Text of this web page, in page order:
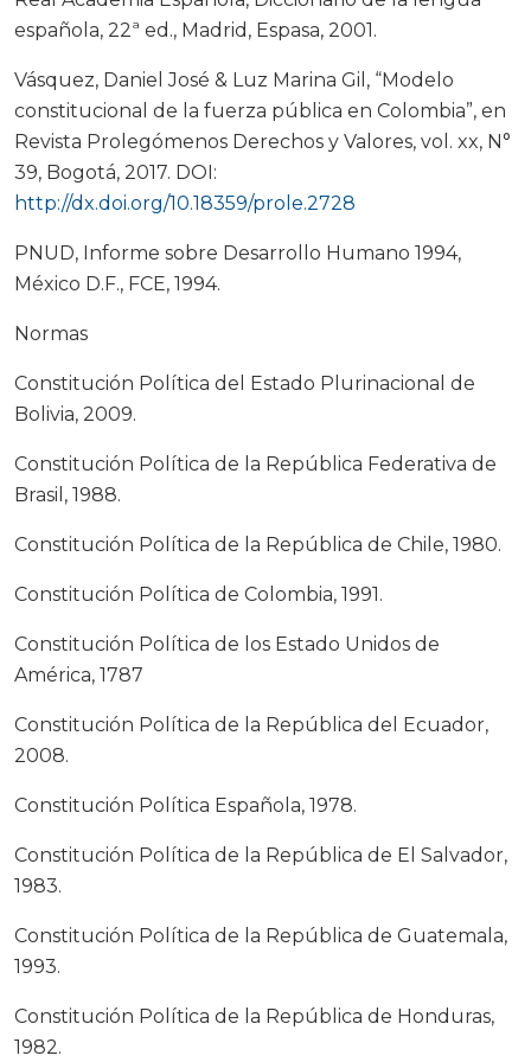
española, 22ª ed., Madrid, Espasa, 2001.
Vásquez, Daniel José & Luz Marina Gil, “Modelo
constitucional de la fuerza pública en Colombia”, en
Revista Prolegómenos Derechos y Valores, vol. xx, N°
39, Bogotá, 2017. DOI:
http://dx.doi.org/10.18359/prole.2728
PNUD, Informe sobre Desarrollo Humano 1994,
México D.F., FCE, 1994.
Normas
Constitución Política del Estado Plurinacional de
Bolivia, 2009.
Constitución Política de la República Federativa de
Brasil, 1988.
Constitución Política de la República de Chile, 1980.
Constitución Política de Colombia, 1991.
Constitución Política de los Estado Unidos de
América, 1787
Constitución Política de la República del Ecuador,
2008.
Constitución Política Española, 1978.
Constitución Política de la República de El Salvador,
1983.
Constitución Política de la República de Guatemala,
1993.
Constitución Política de la República de Honduras,
1982.